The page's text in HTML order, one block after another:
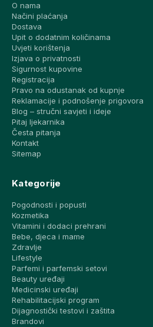
O nama
Načini plaćanja
Dostava
Upit o dodatnim količinama
Uvjeti korištenja
Izjava o privatnosti
Sigurnost kupovine
Registracija
Pravo na odustanak od kupnje
Reklamacije i podnošenje prigovora
Blog – stručni savjeti i ideje
Pitaj ljekarnika
Česta pitanja
Kontakt
Sitemap
Kategorije
Pogodnosti i popusti
Kozmetika
Vitamini i dodaci prehrani
Bebe, djeca i mame
Zdravlje
Lifestyle
Parfemi i parfemski setovi
Beauty uređaji
Medicinski uređaji
Rehabilitacijski program
Dijagnostički testovi i zaštita
Brandovi